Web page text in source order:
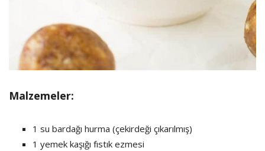
Malzemeler:
1 su bardağı hurma (çekirdeği çıkarılmış)
1 yemek kaşığı fıstık ezmesi